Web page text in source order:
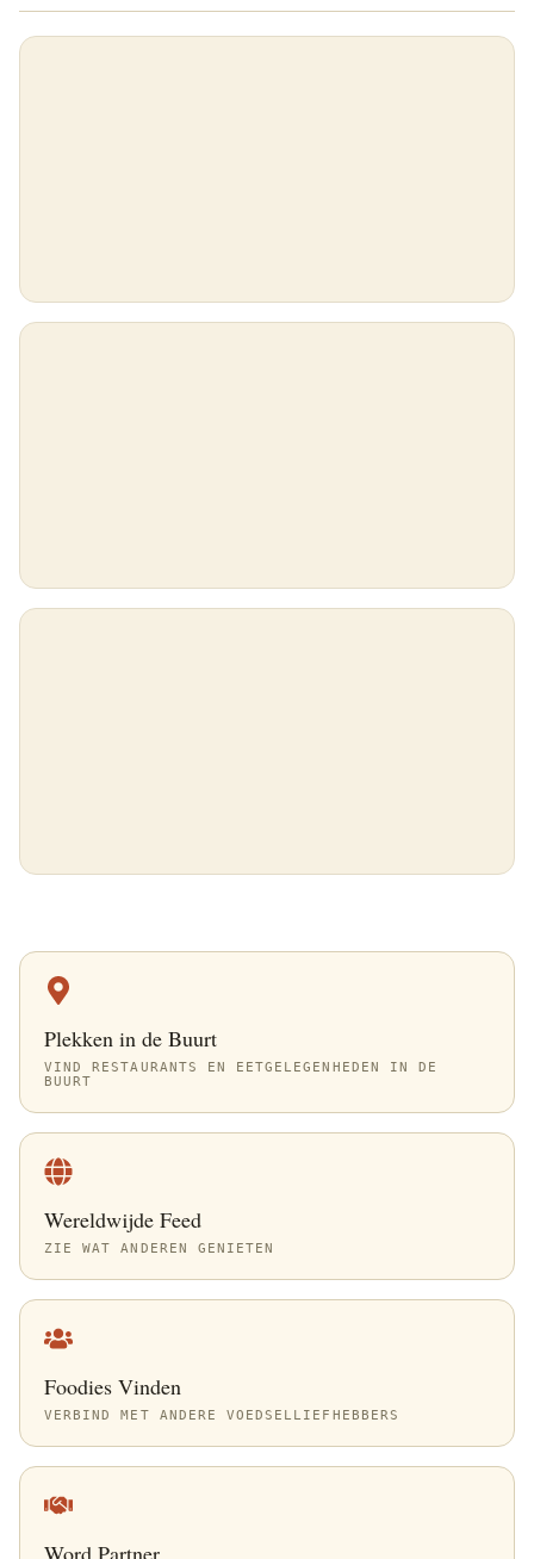
Plekken in de Buurt
VIND RESTAURANTS EN EETGELEGENHEDEN IN DE
BUURT
Wereldwijde Feed
ZIE WAT ANDEREN GENIETEN
Foodies Vinden
VERBIND MET ANDERE VOEDSELLIEFHEBBERS
Word Partner